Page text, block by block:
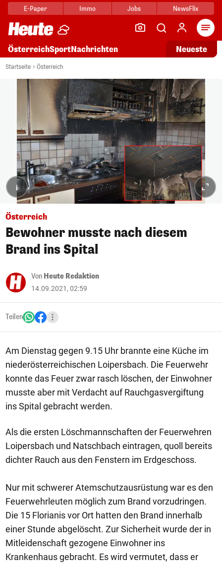
E-Paper Immo Jobs NewsFlix
ÖsterreichSportNachrichten Neueste
Startseite Österreich
i
Österreich
Bewohner musste nach diesem
Brand ins Spital
Von Heute Redaktion
14.09.2021, 02:59
Teilen
Am Dienstag gegen 9.15 Uhr brannte eine Küche im
niederösterreichischen Loipersbach. Die Feuerwehr
konnte das Feuer zwar rasch löschen, der Einwohner
musste aber mit Verdacht auf Rauchgasvergiftung
ins Spital gebracht werden.
Als die ersten Löschmannschaften der Feuerwehren
Loipersbach und Natschbach eintragen, quoll bereits
dichter Rauch aus den Fenstern im Erdgeschoss.
Nur mit schwerer Atemschutzausrüstung war es den
Feuerwehrleuten möglich zum Brand vorzudringen.
Die 15 Florianis vor Ort hatten den Brand innerhalb
einer Stunde abgelöscht. Zur Sicherheit wurde der in
Mitleidenschaft gezogene Einwohner ins
Krankenhaus gebracht. Es wird vermutet, dass er